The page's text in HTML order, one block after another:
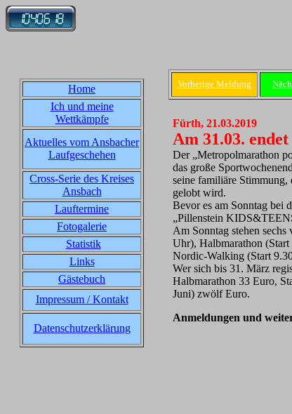
Home
Ich und meine
Wettkämpfe
Aktuelles vom Ansbacher
Laufgeschehen
Cross-Serie des Kreises
Ansbach
Lauftermine
Fotogalerie
Statistik
Links
Gästebuch
Impressum / Kontakt
Datenschutzerklärung
Vorherige Meldung
Fürth, 21.03.2019
Am 31.03.
Der „Metropolmarathon
das große
seine familiäre Stimmung,
gelobt wird.
Bevor es am Sonntag bei
„Pillenstein
Am Sonntag stehen
Uhr), Halbmarathon
Nordic-Walking (Start
Wer sich bis 31. März
Halbmarathon 33 Euro,
Juni) zwölf Euro.
Anmeldungen und